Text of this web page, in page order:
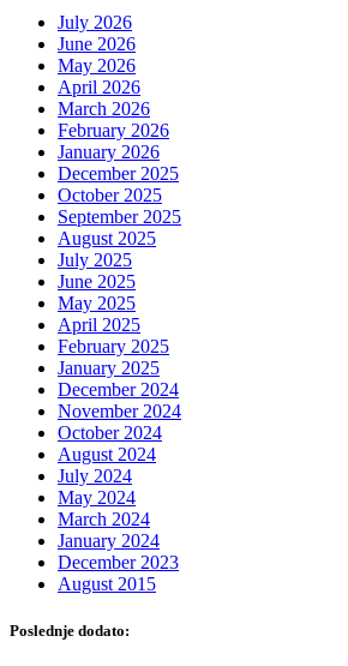
July 2026
June 2026
May 2026
April 2026
March 2026
February 2026
January 2026
December 2025
October 2025
September 2025
August 2025
July 2025
June 2025
May 2025
April 2025
February 2025
January 2025
December 2024
November 2024
October 2024
August 2024
July 2024
May 2024
March 2024
January 2024
December 2023
August 2015
Poslednje dodato: